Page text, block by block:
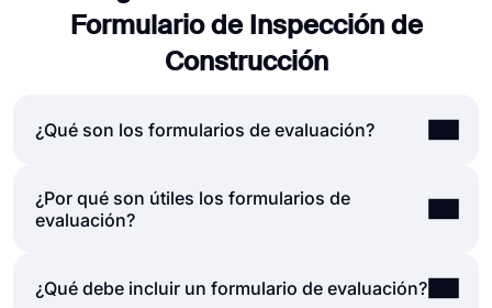
Formulario de Inspección de
Construcción
¿Qué son los formularios de evaluación?
Un formulario de evaluación es un documento
que plantea una serie de preguntas para evaluar
curso. Los formularios de evaluación se pueden
crear y utilizar para muchos propósitos, como
¿Por qué son útiles los formularios de
evaluación?
Ya sea que cree un formulario para evaluar el
¿Qué debe incluir un formulario de evaluación?